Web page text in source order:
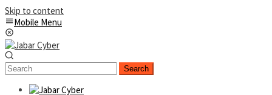
Skip to content
Mobile Menu
Search